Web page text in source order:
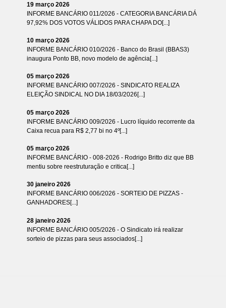
19 março 2026
INFORME BANCÁRIO 011/2026 - CATEGORIA BANCÁRIA DÁ
97,92% DOS VOTOS VÁLIDOS PARA CHAPA DO[...]
10 março 2026
INFORME BANCÁRIO 010/2026 - Banco do Brasil (BBAS3)
inaugura Ponto BB, novo modelo de agência[...]
05 março 2026
INFORME BANCÁRIO 007/2026 - SINDICATO REALIZA
ELEIÇÃO SINDICAL NO DIA 18/03/2026[...]
05 março 2026
INFORME BANCÁRIO 009/2026 - Lucro líquido recorrente da
Caixa recua para R$ 2,77 bi no 4º[...]
05 março 2026
INFORME BANCÁRIO - 008-2026 - Rodrigo Britto diz que BB
mentiu sobre reestruturação e critica[...]
30 janeiro 2026
INFORME BANCÁRIO 006/2026 - SORTEIO DE PIZZAS -
GANHADORES[...]
28 janeiro 2026
INFORME BANCÁRIO 005/2026 - O Sindicato irá realizar
sorteio de pizzas para seus associados[...]